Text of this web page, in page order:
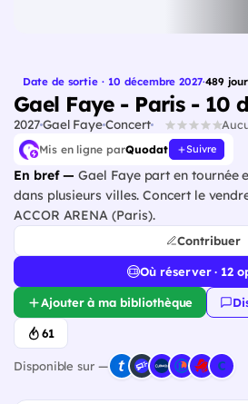
Date de sortie · 10 décembre 2027·489
Gael Faye - Paris - 10
2027Gael FayeConcert
Mis en ligne parQuodat Suivre
En bref — Gael Faye part en tournée
dans plusieurs villes. Concert le
ACCOR ARENA (Paris).
Contribuer
Où réserver · 12
Ajouter à ma bibliothèque
61
Disponible sur —